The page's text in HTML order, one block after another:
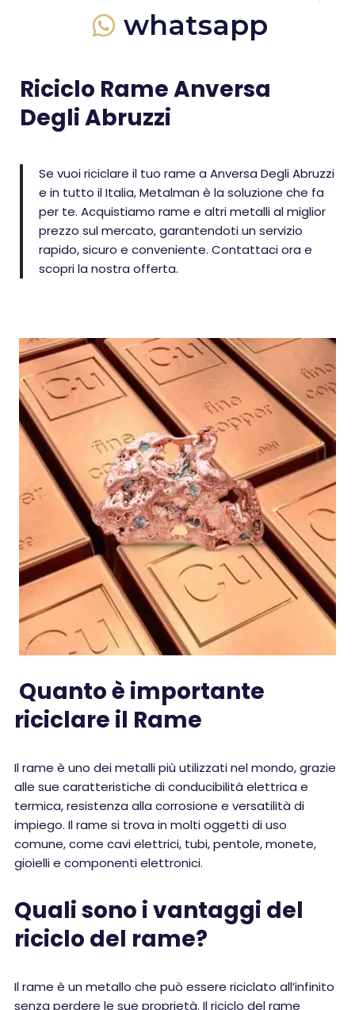
whatsapp
Riciclo Rame Anversa
Degli Abruzzi
Se vuoi riciclare il tuo rame a Anversa Degli Abruzzi
e in tutto il Italia, Metalman è la soluzione che fa
per te. Acquistiamo rame e altri metalli al miglior
prezzo sul mercato, garantendoti un servizio
rapido, sicuro e conveniente. Contattaci ora e
scopri la nostra offerta.
Quanto è importante
riciclare il Rame
Il rame è uno dei metalli più utilizzati nel mondo, grazie
alle sue caratteristiche di conducibilità elettrica e
termica, resistenza alla corrosione e versatilità di
impiego. Il rame si trova in molti oggetti di uso
comune, come cavi elettrici, tubi, pentole, monete,
gioielli e componenti elettronici.
Quali sono i vantaggi del
riciclo del rame?
Il rame è un metallo che può essere riciclato all’infinito
senza perdere le sue proprietà. Il riciclo del rame